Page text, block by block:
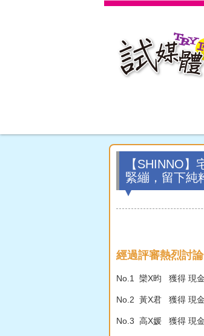
【SHINNO
緊繃，留下純
經過評審熱烈討
No.1 欒X昀 獲得 現
No.2 黃X君 獲得 現
No.3 高X媛 獲得 現